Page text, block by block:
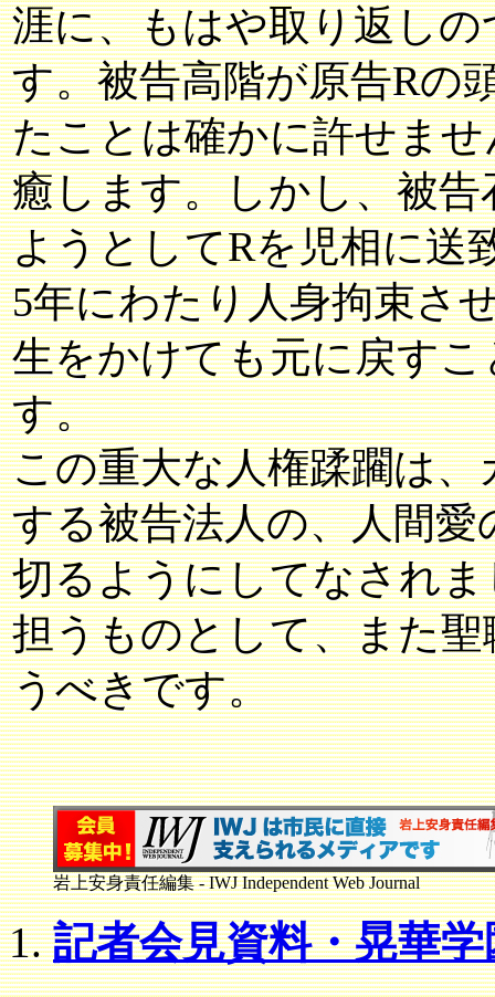
涯に、もはや取り返し
す。被告高階が原告Rの
たことは確かに許せま
癒します。しかし、被
ようとしてRを児相に送
5年にわたり人身拘束さ
生をかけても元に戻す
す。
この重大な人権蹂躙は
する被告法人の、人間
切るようにしてなされ
担うものとして、また
うべきです。
岩上安身責任編集 - IWJ Independent Web Journal
記者会見資料・晃華